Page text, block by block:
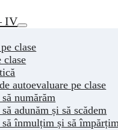
IV
clase
clase
autoevaluare pe clase
numărăm
adunăm și să scădem
înmulțim și să